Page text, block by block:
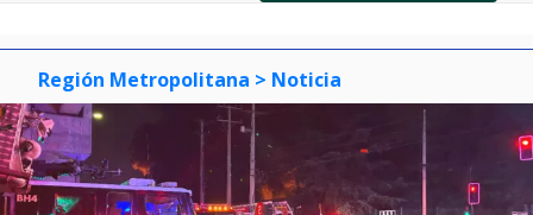
Región Metropolitana > Noticia